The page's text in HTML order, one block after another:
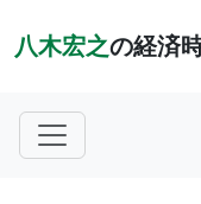
八木宏之の経済